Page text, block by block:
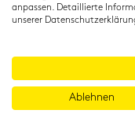
anpassen. Detaillierte
unserer
Ablehnen